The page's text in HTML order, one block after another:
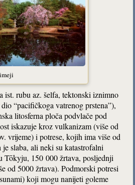
ist. rubu az. šelfa, tektonski iznimno
“pacifičkoga vatrenog prstena”),
litosferna ploča podvlače pod
iskazuje kroz vulkanizam (više od
vrijeme) i potrese, kojih ima više od
slaba, ali neki su katastrofalni
Tōkyju, 150 000 žrtava, posljednji
od 5000 žrtava). Podmorski potresi
koji mogu nanijeti goleme